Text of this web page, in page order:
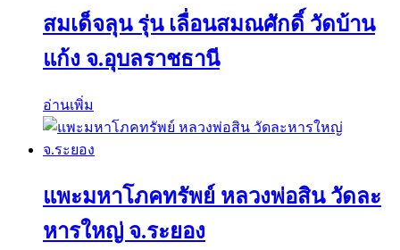
สมเด็จลุน รุ่น เลื่อนสมณศักดิ์ วัดบ้าน
แก้ง จ.อุบลราชธานี
อ่านเพิ่ม
แพะมหาโภคทรัพย์ หลวงพ่อสิน วัดละ
หารใหญ่ จ.ระยอง